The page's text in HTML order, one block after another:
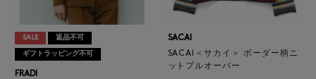
SALE 返品不可
ギフトラッピング不可
FRADI
SACAI
SACAI＜サカイ＞ ボーダー柄ニ
ットプルオーバー